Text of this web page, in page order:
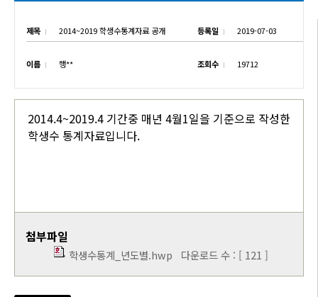
제목 2014~2019 학생수통계자료 공개 등록일 2019-07-03
이름 행** 조회수 19712
2014.4~2019.4 기간중 매년 4월1일을 기준으로 작성한
학생수 통계자료입니다.
첨부파일
학생수통계_년도별.hwp 다운로드 수 : [ 121 ]